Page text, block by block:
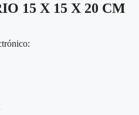
15 X 15 X 20 CM